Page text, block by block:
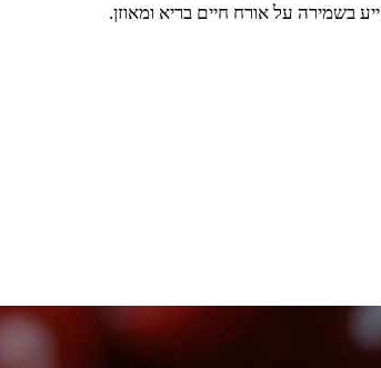
בשמירה על אורח חיים בריא ומאוזן.